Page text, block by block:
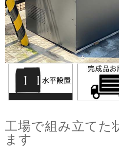
工場で組み立てた
ます